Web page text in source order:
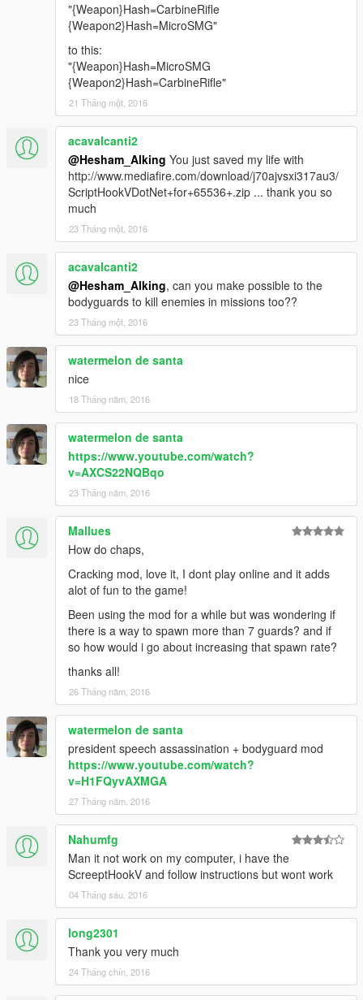
"{Weapon}Hash=CarbineRifle
{Weapon2}Hash=MicroSMG"
to this:
"{Weapon}Hash=MicroSMG
{Weapon2}Hash=CarbineRifle"
21 Tháng một, 2016
acavalcanti2
@Hesham_Alking You just saved my life with
http://www.mediafire.com/download/j70ajvsxi317au3/
ScriptHookVDotNet+for+65536+.zip ... thank you so
much
23 Tháng một, 2016
acavalcanti2
@Hesham_Alking, can you make possible to the
bodyguards to kill enemies in missions too??
23 Tháng một, 2016
watermelon de santa
nice
18 Tháng năm, 2016
watermelon de santa
https://www.youtube.com/watch?
v=AXCS22NQBqo
23 Tháng năm, 2016
Mallues
How do chaps,
Cracking mod, love it, I dont play online and it adds
alot of fun to the game!
Been using the mod for a while but was wondering if
there is a way to spawn more than 7 guards? and if
so how would i go about increasing that spawn rate?
thanks all!
26 Tháng năm, 2016
watermelon de santa
president speech assassination + bodyguard mod
https://www.youtube.com/watch?
v=H1FQyvAXMGA
27 Tháng năm, 2016
Nahumfg
Man it not work on my computer, i have the
ScreeptHookV and follow instructions but wont work
04 Tháng sáu, 2016
long2301
Thank you very much
24 Tháng chín, 2016